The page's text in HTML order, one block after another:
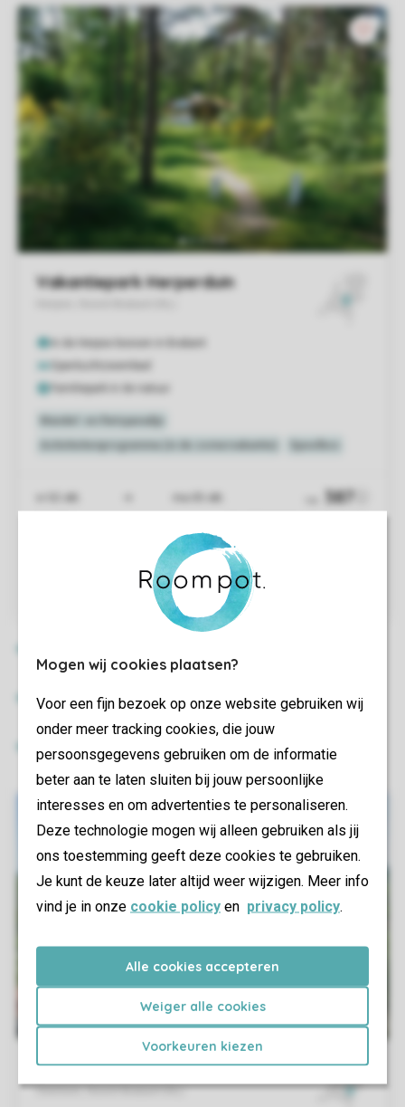
Mogen wij cookies plaatsen?
Voor een fijn bezoek op onze website gebruiken wij
onder meer tracking cookies, die jouw
persoonsgegevens gebruiken om de informatie
beter aan te laten sluiten bij jouw persoonlijke
interesses en om advertenties te personaliseren.
Deze technologie mogen wij alleen gebruiken als jij
ons toestemming geeft deze cookies te gebruiken.
Je kunt de keuze later altijd weer wijzigen. Meer info
vind je in onze cookie policy en privacy policy.
Alle cookies accepteren
Weiger alle cookies
Voorkeuren kiezen